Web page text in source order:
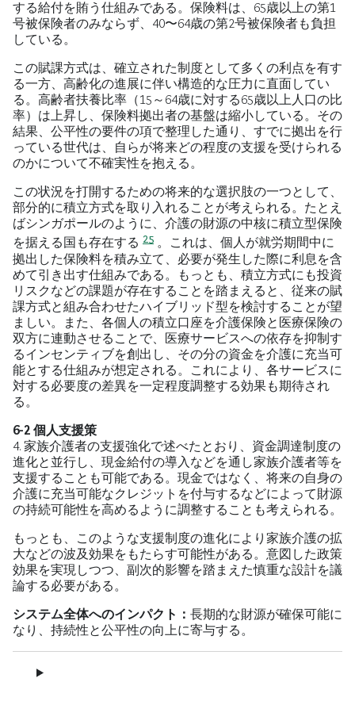
する給付を賄う仕組みである。保険料は、65歳以上の第1
号被保険者のみならず、40〜64歳の第2号被保険者も負担
している。
この賦課方式は、確立された制度として多くの利点を有す
る一方、高齢化の進展に伴い構造的な圧力に直面してい
る。高齢者扶養比率（15～64歳に対する65歳以上人口の比
率）は上昇し、保険料拠出者の基盤は縮小している。その
結果、公平性の要件の項で整理した通り、すでに拠出を行
っている世代は、自らが将来どの程度の支援を受けられる
のかについて不確実性を抱える。
この状況を打開するための将来的な選択肢の一つとして、
部分的に積立方式を取り入れることが考えられる。たとえ
ばシンガポールのように、介護の財源の中核に積立型保険
を据える国も存在する 25 。これは、個人が就労期間中に
拠出した保険料を積み立て、必要が発生した際に利息を含
めて引き出す仕組みである。もっとも、積立方式にも投資
リスクなどの課題が存在することを踏まえると、従来の賦
課方式と組み合わせたハイブリッド型を検討することが望
ましい。また、各個人の積立口座を介護保険と医療保険の
双方に連動させることで、医療サービスへの依存を抑制す
るインセンティブを創出し、その分の資金を介護に充当可
能とする仕組みが想定される。これにより、各サービスに
対する必要度の差異を一定程度調整する効果も期待され
る。
6-2 個人支援策
4. 家族介護者の支援強化で述べたとおり、資金調達制度の
進化と並行し、現金給付の導入などを通し家族介護者等を
支援することも可能である。現金ではなく、将来の自身の
介護に充当可能なクレジットを付与するなどによって財源
の持続可能性を高めるように調整することも考えられる。
もっとも、このような支援制度の進化により家族介護の拡
大などの波及効果をもたらす可能性がある。意図した政策
効果を実現しつつ、副次的影響を踏まえた慎重な設計を議
論する必要がある。
システム全体へのインパクト： 長期的な財源が確保可能に
なり、持続性と公平性の向上に寄与する。